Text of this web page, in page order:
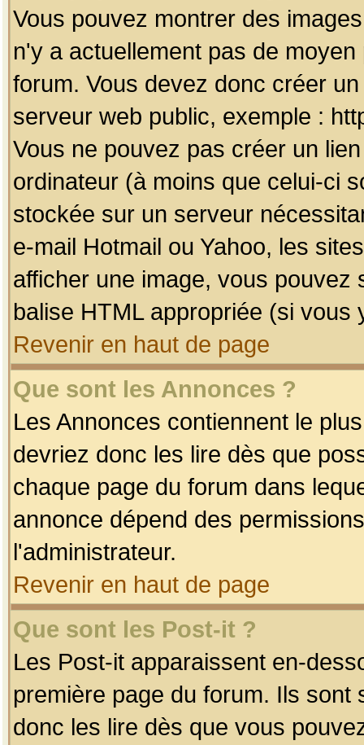
Vous pouvez montrer des
n'y a actuellement pas de
forum. Vous devez donc créer
serveur web public, exemple :
Vous ne pouvez pas créer un
ordinateur (à moins que celui-ci
stockée sur un serveur
e-mail Hotmail ou Yahoo, les
afficher une image, vous pouvez
balise HTML appropriée (si vous
Revenir en haut de page
Que sont les Annonces ?
Les Annonces contiennent le
devriez donc les lire dès que
chaque page du forum dans
annonce dépend des
l'administrateur.
Revenir en haut de page
Que sont les Post-it ?
Les Post-it apparaissent en-
première page du forum. Ils
donc les lire dès que vous